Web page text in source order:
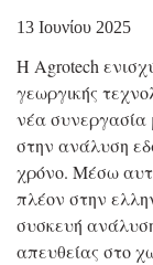
13 Ιουνίου 2025
Η Agrotech
γεωργικής
νέα συνεργασία
στην ανάλυση
χρόνο. Μέσω
πλέον στην
συσκευή
απευθείας στο